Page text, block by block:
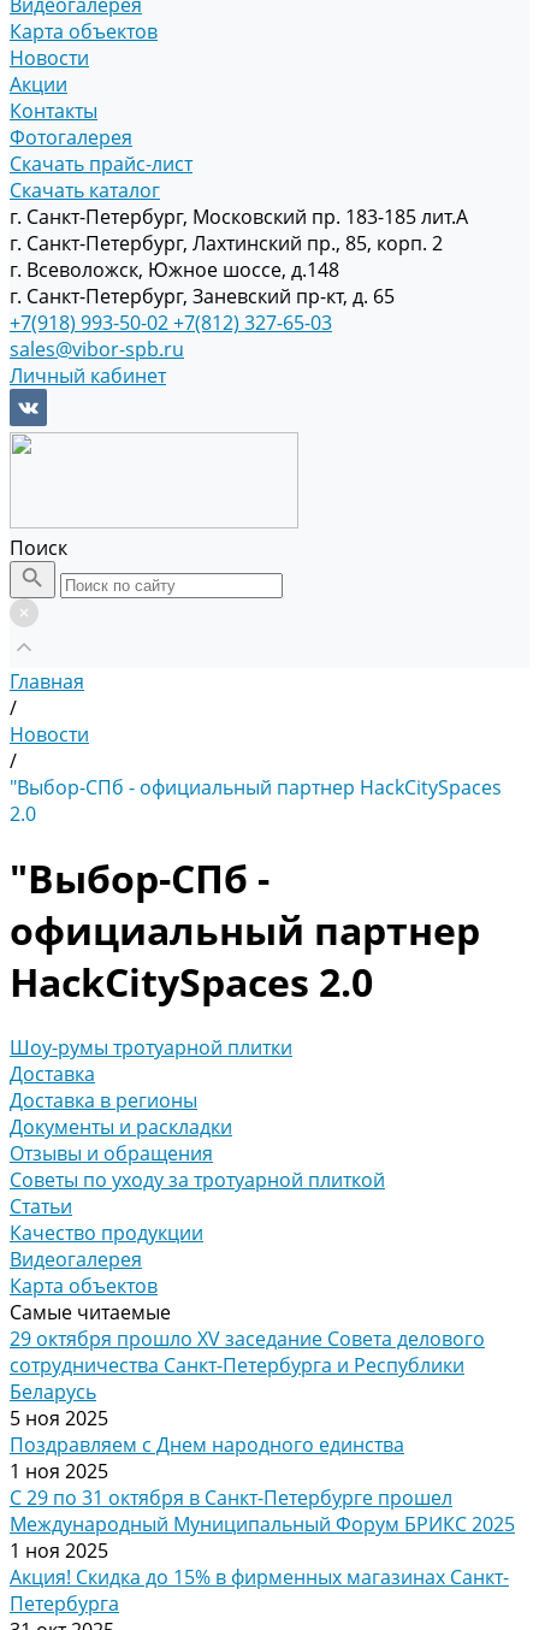
Карта объектов
Новости
Акции
Контакты
Фотогалерея
Скачать прайс-лист
Скачать каталог
г. Санкт-Петербург, Московский пр. 183-185 лит.А
г. Санкт-Петербург, Лахтинский пр., 85, корп. 2
г. Всеволожск, Южное шоссе, д.148
г. Санкт-Петербург, Заневский пр-кт, д. 65
+7(918) 993-50-02+7(812) 327-65-03
sales@vibor-spb.ru
Личный кабинет
Поиск
Главная
/
Новости
/
"Выбор-СПб - официальный партнер HackCitySpaces
2.0
"Выбор-СПб -
официальный партнер
HackCitySpaces 2.0
Шоу-румы тротуарной плитки
Доставка
Доставка в регионы
Документы и раскладки
Отзывы и обращения
Советы по уходу за тротуарной плиткой
Статьи
Качество продукции
Видеогалерея
Карта объектов
Самые читаемые
29 октября прошло XV заседание Совета делового
сотрудничества Санкт-Петербурга и Республики
Беларусь
5 ноя 2025
Поздравляем с Днем народного единства
1 ноя 2025
С 29 по 31 октября в Санкт-Петербурге прошел
Международный Муниципальный Форум БРИКС 2025
1 ноя 2025
Акция! Скидка до 15% в фирменных магазинах Санкт-
Петербурга